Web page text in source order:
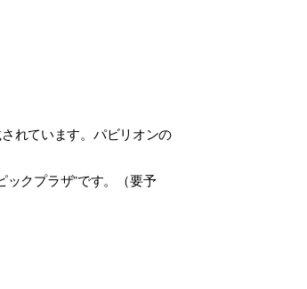
れています。パビリオンの
クプラザ”です。（要予